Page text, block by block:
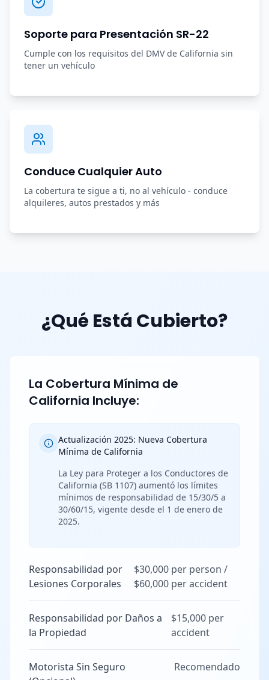
Soporte para Presentación SR-22
Cumple con los requisitos del DMV de California sin
tener un vehículo
Conduce Cualquier Auto
La cobertura te sigue a ti, no al vehículo - conduce
alquileres, autos prestados y más
¿Qué Está Cubierto?
La Cobertura Mínima de
California Incluye:
Actualización 2025: Nueva Cobertura
Mínima de California
La Ley para Proteger a los Conductores de
California (SB 1107) aumentó los límites
mínimos de responsabilidad de 15/30/5 a
30/60/15, vigente desde el 1 de enero de
2025.
Responsabilidad por
Lesiones Corporales
$30,000 per person /
$60,000 per accident
Responsabilidad por Daños a
la Propiedad
$15,000 per
accident
Motorista Sin Seguro
Recomendado